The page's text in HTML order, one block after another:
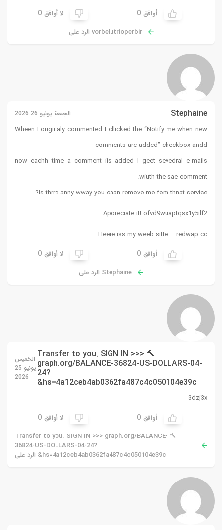
أوافق 0 لا أوافق 0
vorbelutrioperbir الرد على
Stephaine الجمعة يونيو 26 2026
Wheen I originaly commented I cllicked the “Notify me when new
comments are added” checkbox andd
now eachh time a comment iis added I geet sevedral e-mails
wiuth the sae comment.
Is thrre anny wway you caan remove me fom thnat service?
Aporeciate it! ofvd9wuaptqsx1y5ilf2
Heere iss my weeb sitte – redwap.cc
أوافق 0 لا أوافق 0
Stephaine الرد على
🔨 Transfer to you. SIGN IN >>>
graph.org/BALANCE-36824-US-DOLLARS-04-
24?
hs=4a12ceb4ab0362fa487c4c050104e39c&
الخميس
يونيو 25
2026
3dzj3x
أوافق 0 لا أوافق 0
🔨 Transfer to you. SIGN IN >>> graph.org/BALANCE-
36824-US-DOLLARS-04-24?
hs=4a12ceb4ab0362fa487c4c050104e39c& الرد على